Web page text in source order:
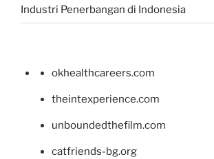
Industri Penerbangan di Indonesia
okhealthcareers.com
theintexperience.com
unboundedthefilm.com
catfriends-bg.org